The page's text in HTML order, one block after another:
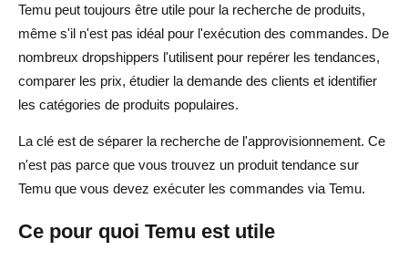
Temu peut toujours être utile pour la recherche de produits,
même s'il n'est pas idéal pour l'exécution des commandes. De
nombreux dropshippers l'utilisent pour repérer les tendances,
comparer les prix, étudier la demande des clients et identifier
les catégories de produits populaires.
La clé est de séparer la recherche de l'approvisionnement. Ce
n'est pas parce que vous trouvez un produit tendance sur
Temu que vous devez exécuter les commandes via Temu.
Ce pour quoi Temu est utile